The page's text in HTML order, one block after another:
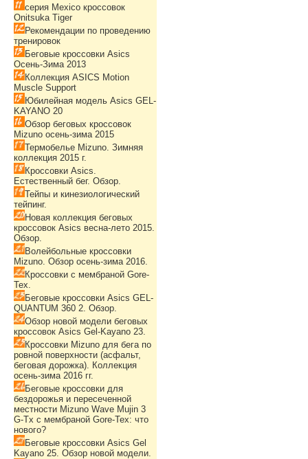
серия Mexico кроссовок
Onitsuka Tiger
Рекомендации по проведению
тренировок
Беговые кроссовки Asics
Осень-Зима 2013
Коллекция ASICS Motion
Muscle Support
Юбилейная модель Asics GEL-
KAYANO 20
Обзор беговых кроссовок
Mizuno осень-зима 2015
Термобелье Mizuno. Зимняя
коллекция 2015 г.
Кроссовки Asics.
Естественный бег. Обзор.
Тейпы и кинезиологический
тейпинг.
Новая коллекция беговых
кроссовок Asics весна-лето 2015.
Обзор.
Волейбольные кроссовки
Mizuno. Обзор осень-зима 2016.
Кроссовки с мембраной Gore-
Tex.
Беговые кроссовки Asics GEL-
QUANTUM 360 2. Обзор.
Обзор новой модели беговых
кроссовок Asics Gel-Kayano 23.
Кроссовки Mizuno для бега по
ровной поверхности (асфальт,
беговая дорожка). Коллекция
осень-зима 2016 гг.
Беговые кроссовки для
бездорожья и пересеченной
местности Mizuno Wave Mujin 3
G-Tx с мембраной Gore-Tex: что
нового?
Беговые кроссовки Asics Gel
Kayano 25. Обзор новой модели.